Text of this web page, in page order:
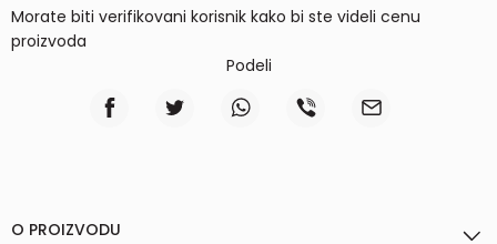
Morate biti verifikovani korisnik kako bi ste videli cenu
proizvoda
Podeli
O PROIZVODU